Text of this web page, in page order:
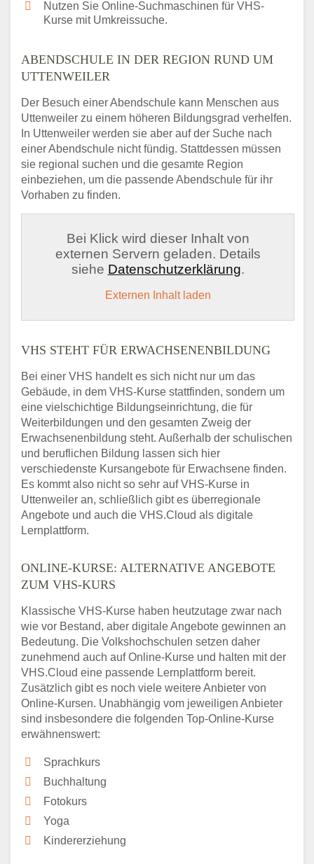
Nutzen Sie Online-Suchmaschinen für VHS-
Kurse mit Umkreissuche.
ABENDSCHULE IN DER REGION RUND UM
UTTENWEILER
Der Besuch einer Abendschule kann Menschen aus
Uttenweiler zu einem höheren Bildungsgrad verhelfen.
In Uttenweiler werden sie aber auf der Suche nach
einer Abendschule nicht fündig. Stattdessen müssen
sie regional suchen und die gesamte Region
einbeziehen, um die passende Abendschule für ihr
Vorhaben zu finden.
Bei Klick wird dieser Inhalt von
externen Servern geladen. Details
siehe Datenschutzerklärung.
Externen Inhalt laden
VHS STEHT FÜR ERWACHSENENBILDUNG
Bei einer VHS handelt es sich nicht nur um das
Gebäude, in dem VHS-Kurse stattfinden, sondern um
eine vielschichtige Bildungseinrichtung, die für
Weiterbildungen und den gesamten Zweig der
Erwachsenenbildung steht. Außerhalb der schulischen
und beruflichen Bildung lassen sich hier
verschiedenste Kursangebote für Erwachsene finden.
Es kommt also nicht so sehr auf VHS-Kurse in
Uttenweiler an, schließlich gibt es überregionale
Angebote und auch die VHS.Cloud als digitale
Lernplattform.
ONLINE-KURSE: ALTERNATIVE ANGEBOTE
ZUM VHS-KURS
Klassische VHS-Kurse haben heutzutage zwar nach
wie vor Bestand, aber digitale Angebote gewinnen an
Bedeutung. Die Volkshochschulen setzen daher
zunehmend auch auf Online-Kurse und halten mit der
VHS.Cloud eine passende Lernplattform bereit.
Zusätzlich gibt es noch viele weitere Anbieter von
Online-Kursen. Unabhängig vom jeweiligen Anbieter
sind insbesondere die folgenden Top-Online-Kurse
erwähnenswert:
Sprachkurs
Buchhaltung
Fotokurs
Yoga
Kindererziehung